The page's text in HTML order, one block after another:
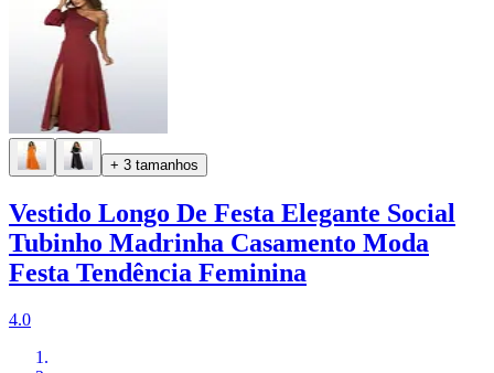
+ 3 tamanhos
Vestido Longo De Festa Elegante Social
Tubinho Madrinha Casamento Moda
Festa Tendência Feminina
4.0